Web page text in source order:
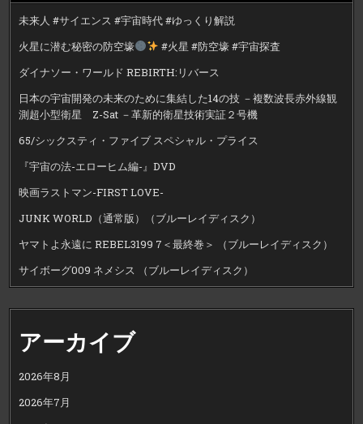
未来人 #サイエンス #宇宙時代 #ゆっくり解説
火星に潜む秘密の防空壕
#火星 #防空壕 #宇宙探査
ダイナソー・ワールド REBIRTH:リバース
日本の宇宙開発の未来のために集結した14の技 －複数波長赤外線観
測超小型衛星 Z-Sat －革新的衛星技術実証２号機
65/シックスティ・ファイブ スペシャル・プライス
『宇宙の法-エローヒム編-』DVD
映画ラストマン-FIRST LOVE-
JUNK WORLD（通常版）（ブルーレイディスク）
ヤマトよ永遠に REBEL3199 7＜最終巻＞ （ブルーレイディスク）
サイボーグ009 ネメシス （ブルーレイディスク）
アーカイブ
2026年8月
2026年7月